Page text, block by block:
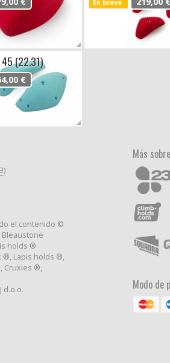
En breve
45 (22.31)
€
el contenido ©
Bleaustone
holds ®
®, Lapis holds ®,
Cruxies ®,
d.o.o.
Más
Modo de